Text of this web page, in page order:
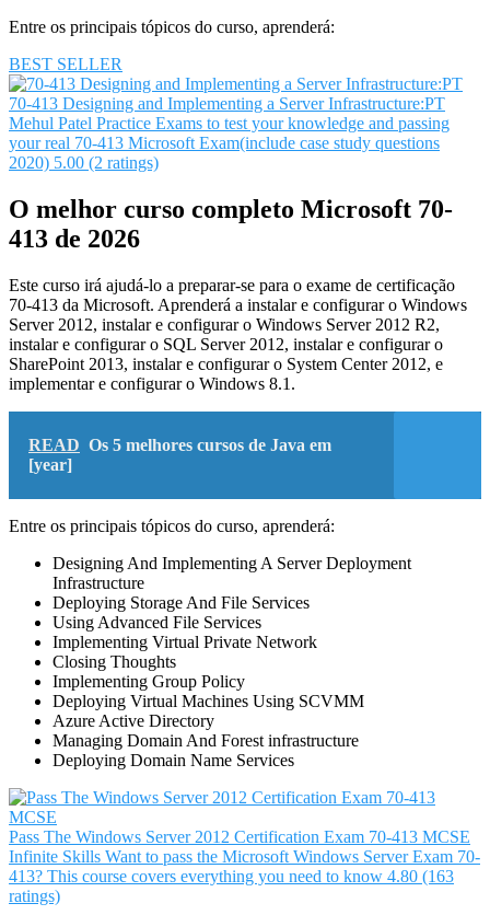
Entre os principais tópicos do curso, aprenderá:
BEST SELLER
70-413 Designing and Implementing a Server Infrastructure:PT
Mehul Patel Practice Exams to test your knowledge and passing
your real 70-413 Microsoft Exam(include case study questions
2020) 5.00 (2 ratings)
O melhor curso completo Microsoft 70-
413 de 2026
Este curso irá ajudá-lo a preparar-se para o exame de certificação
70-413 da Microsoft. Aprenderá a instalar e configurar o Windows
Server 2012, instalar e configurar o Windows Server 2012 R2,
instalar e configurar o SQL Server 2012, instalar e configurar o
SharePoint 2013, instalar e configurar o System Center 2012, e
implementar e configurar o Windows 8.1.
READ Os 5 melhores cursos de Java em
[year]
Entre os principais tópicos do curso, aprenderá:
Designing And Implementing A Server Deployment
Infrastructure
Deploying Storage And File Services
Using Advanced File Services
Implementing Virtual Private Network
Closing Thoughts
Implementing Group Policy
Deploying Virtual Machines Using SCVMM
Azure Active Directory
Managing Domain And Forest infrastructure
Deploying Domain Name Services
Pass The Windows Server 2012 Certification Exam 70-413 MCSE
Infinite Skills Want to pass the Microsoft Windows Server Exam 70-
413? This course covers everything you need to know 4.80 (163
ratings)